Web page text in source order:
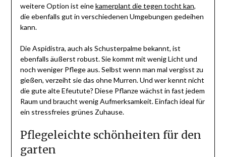
weitere Option ist einekamerplant die tegen tocht kan,
die ebenfalls gut in verschiedenen Umgebungen gedeihen
kann.
Die Aspidistra, auch als Schusterpalme bekannt, ist
ebenfalls äußerst robust. Sie kommt mit wenig Licht und
noch weniger Pflege aus. Selbst wenn man mal vergisst zu
gießen, verzeiht sie das ohne Murren. Und wer kennt nicht
die gute alte Efeutute? Diese Pflanze wächst in fast jedem
Raum und braucht wenig Aufmerksamkeit. Einfach ideal für
ein stressfreies grünes Zuhause.
Pflegeleichte schönheiten für den
garten